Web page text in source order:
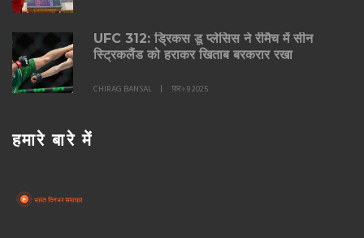
UFC 312: ड्रिकस डू प्लेसिस ने रीमैच में सीन
स्ट्रिकलैंड को हराकर खिताब बरकरार रखा
CHIRAG BANSAL फ़र॰ 9 2025
हमारे बारे में